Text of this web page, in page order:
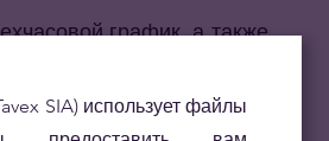
график, а также
SIA) использует файлы